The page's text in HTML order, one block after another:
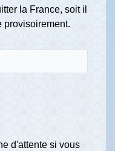
la France, soit il
provisoirement.
d'attente si vous